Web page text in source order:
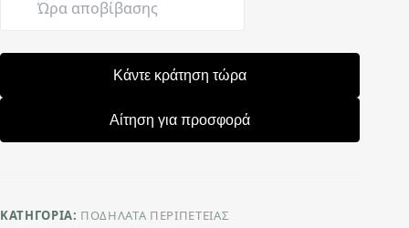
Κάντε κράτηση τώρα
Αίτηση για προσφορά
ΚΑΤΗΓΟΡΊΑ: ΠΟΔΉΛΑΤΑ ΠΕΡΙΠΈΤΕΙΑΣ